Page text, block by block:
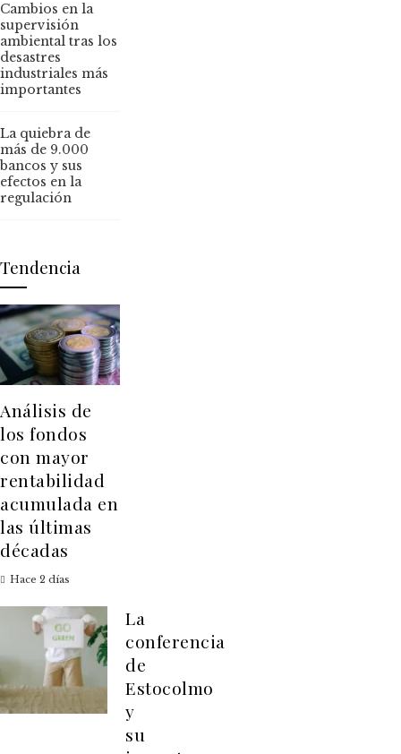
Cambios en la
supervisión
ambiental tras los
desastres
industriales más
importantes
La quiebra de
más de 9.000
bancos y sus
efectos en la
regulación
Tendencia
Análisis de
los fondos
con mayor
rentabilidad
acumulada en
las últimas
décadas
Hace 2 días
La
conferencia
de
Estocolmo
y
su